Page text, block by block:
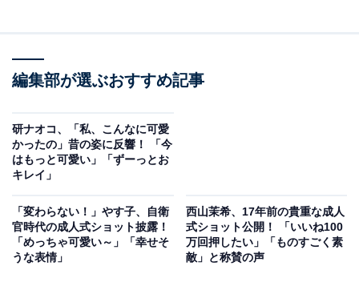
編集部が選ぶおすすめ記事
研ナオコ、「私、こんなに可愛
かったの」昔の姿に反響！ 「今
はもっと可愛い」「ずーっとお
キレイ」
「変わらない！」やす子、自衛
官時代の成人式ショット披露！
「めっちゃ可愛い～」「幸せそ
うな表情」
西山茉希、17年前の貴重な成人
式ショット公開！ 「いいね100
万回押したい」「ものすごく素
敵」と称賛の声